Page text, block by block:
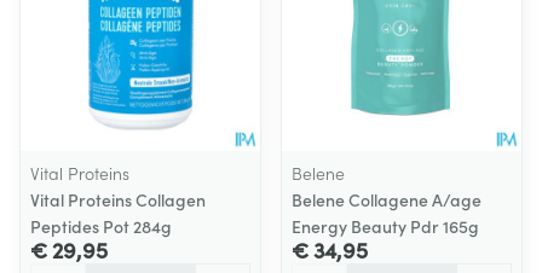
Vital Proteins
Vital Proteins Collagen
Peptides Pot 284g
€ 29,95
Belene
Belene Collagene A/age
Energy Beauty Pdr 165g
€ 34,95